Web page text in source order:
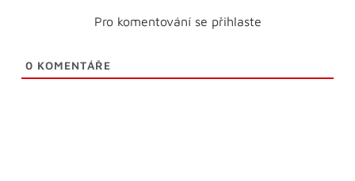
Pro komentování se přihlaste
0 KOMENTÁŘE